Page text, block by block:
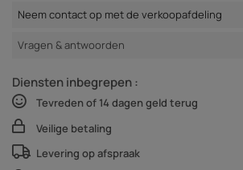
Neem contact op met de verkoopafdeling
Vragen & antwoorden
Diensten inbegrepen :
Tevreden of 14 dagen geld terug
Veilige betaling
Levering op afspraak